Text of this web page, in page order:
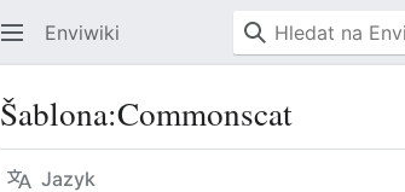
Enviwiki
Šablona:Commonscat
Jazyk